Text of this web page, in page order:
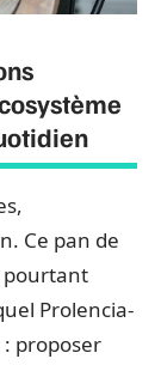
Ce pan de
pourtant
Prolencia-
proposer